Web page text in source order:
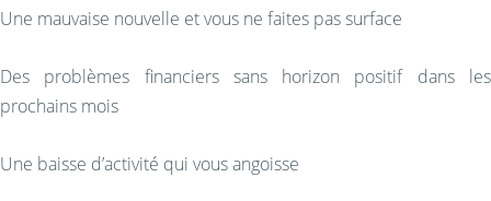
Une mauvaise nouvelle et vous ne faites pas surface
Des problèmes financiers sans horizon positif dans les
prochains mois
Une baisse d’activité qui vous angoisse